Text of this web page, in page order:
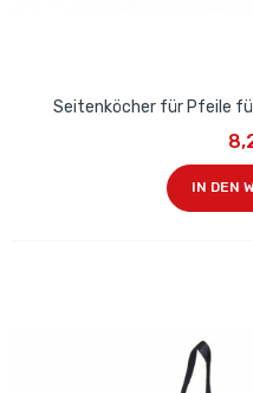
Seitenköcher für Pfeile
IN DEN